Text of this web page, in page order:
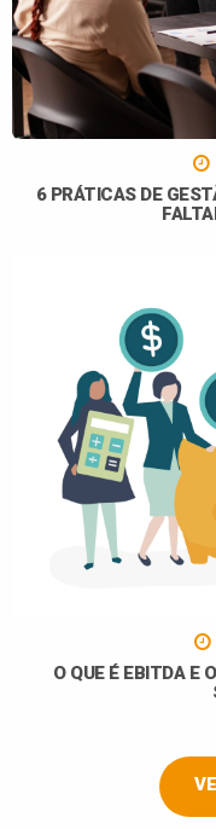
6 PRÁTICAS DE
O QUE É EBITDA E